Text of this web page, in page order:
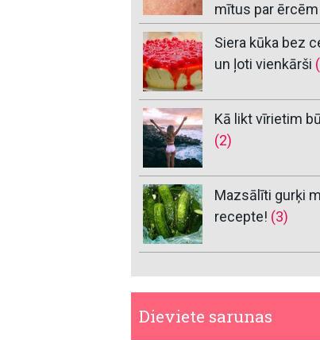
mītus par ērcēm
Siera kūka bez
un ļoti vienkārši
Kā likt vīrietim
(2)
Mazsālīti gurķi
recepte! (3)
Dieviete sarunas